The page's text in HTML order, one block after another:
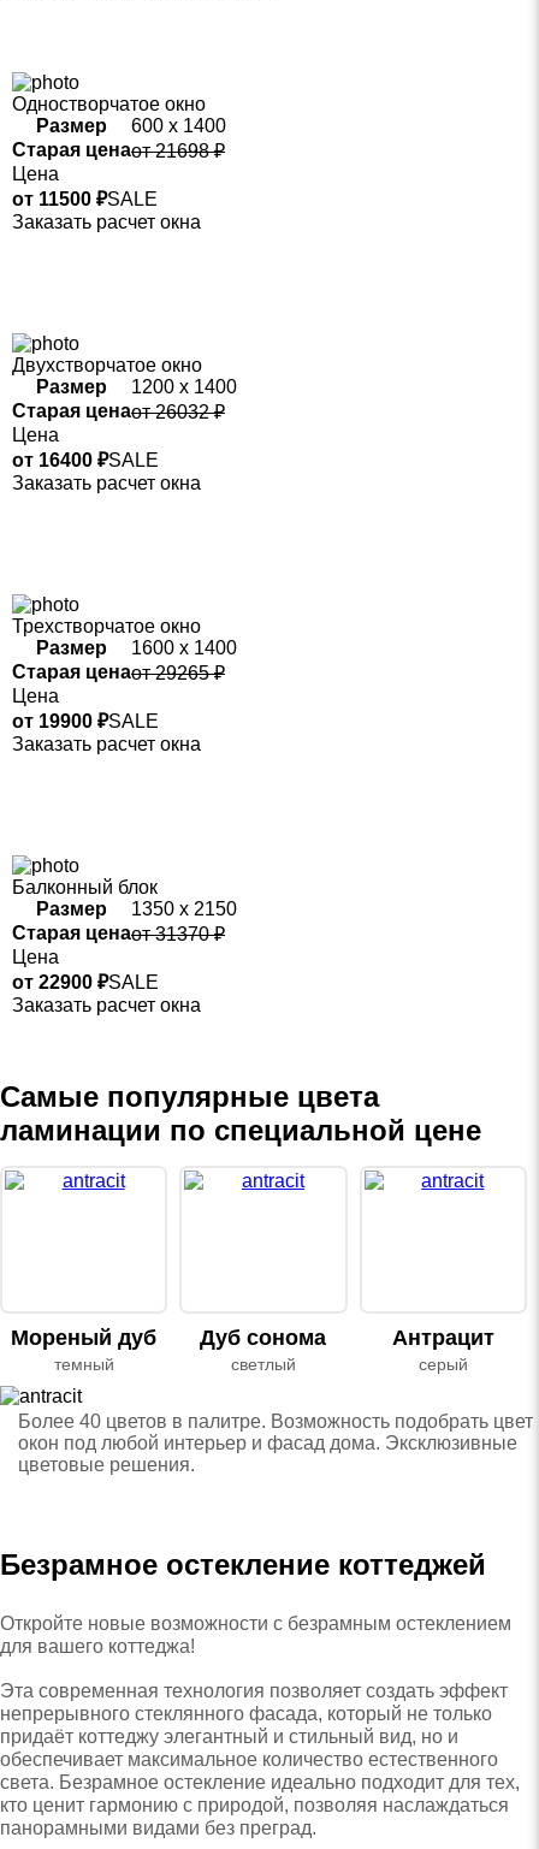
Одностворчатое окно
Размер
600 х 1400
Старая ценаот 21698 ₽
Цена
от 11500 ₽SALE
Заказать расчет окна
Двухстворчатое окно
Размер
1200 х 1400
Старая ценаот 26032 ₽
Цена
от 16400 ₽SALE
Заказать расчет окна
Трехстворчатое окно
Размер
1600 х 1400
Старая ценаот 29265 ₽
Цена
от 19900 ₽SALE
Заказать расчет окна
Балконный блок
Размер
1350 х 2150
Старая ценаот 31370 ₽
Цена
от 22900 ₽SALE
Заказать расчет окна
Самые популярные цвета
ламинации по специальной цене
Мореный дуб
темный
Дуб сонома
светлый
Антрацит
серый
Более 40 цветов в палитре. Возможность подобрать цвет
окон под любой интерьер и фасад дома. Эксклюзивные
цветовые решения.
Безрамное остекление коттеджей
Откройте новые возможности с безрамным остеклением
для вашего коттеджа!
Эта современная технология позволяет создать эффект
непрерывного стеклянного фасада, который не только
придаёт коттеджу элегантный и стильный вид, но и
обеспечивает максимальное количество естественного
света. Безрамное остекление идеально подходит для тех,
кто ценит гармонию с природой, позволяя наслаждаться
панорамными видами без преград.